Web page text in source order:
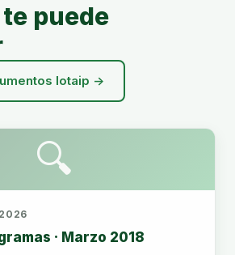
puede
lotaip →
🔍
· Marzo 2018